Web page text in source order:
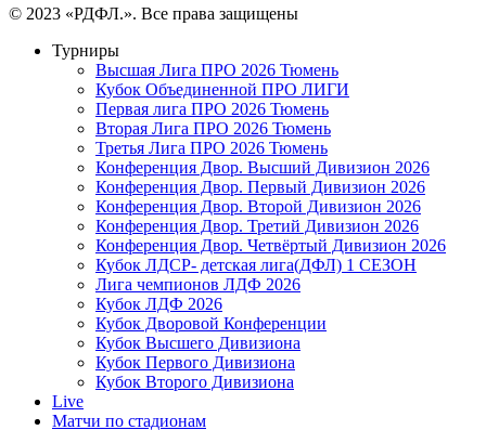
© 2023 «РДФЛ.». Все права защищены
Турниры
Высшая Лига ПРО 2026 Тюмень
Кубок Объединенной ПРО ЛИГИ
Первая лига ПРО 2026 Тюмень
Вторая Лига ПРО 2026 Тюмень
Третья Лига ПРО 2026 Тюмень
Конференция Двор. Высший Дивизион 2026
Конференция Двор. Первый Дивизион 2026
Конференция Двор. Второй Дивизион 2026
Конференция Двор. Третий Дивизион 2026
Конференция Двор. Четвёртый Дивизион 2026
Кубок ЛДСР- детская лига(ДФЛ) 1 СЕЗОН
Лига чемпионов ЛДФ 2026
Кубок ЛДФ 2026
Кубок Дворовой Конференции
Кубок Высшего Дивизиона
Кубок Первого Дивизиона
Кубок Второго Дивизиона
Live
Матчи по стадионам